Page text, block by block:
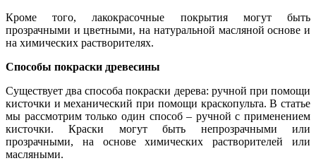
Кроме того, лакокрасочные покрытия могут быть
прозрачными и цветными, на натуральной масляной основе и
на химических растворителях.
Способы покраски древесины
Существует два способа покраски дерева: ручной при помощи
кисточки и механический при помощи краскопульта. В статье
мы рассмотрим только один способ – ручной с применением
кисточки. Краски могут быть непрозрачными или
прозрачными, на основе химических растворителей или
масляными.